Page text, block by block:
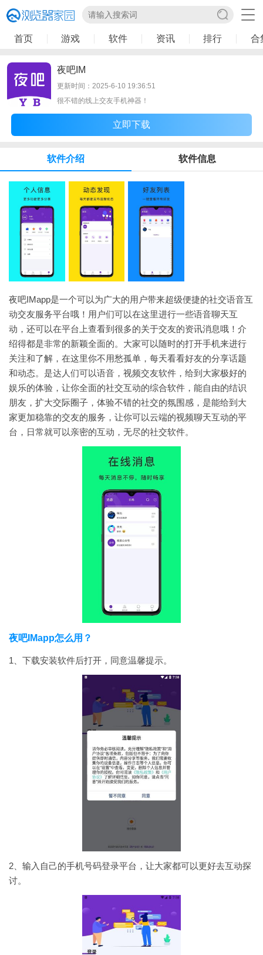
首页 游戏 软件 资讯 排行 合
夜吧IM
更新时间：2025-6-10 19:36:51
很不错的线上交友手机神器！
立即下载
软件介绍 软件信息
夜吧IMapp是一个可以为广大的用户带来超级便捷的社交语音互
动交友服务平台哦！用户们可以在这里进行一些语音聊天互
动，还可以在平台上查看到很多的关于交友的资讯消息哦！介
绍得都是非常的新颖全面的。大家可以随时的打开手机来进行
关注和了解，在这里你不用愁孤单，每天看看好友的分享话题
和动态。是达人们可以语音，视频交友软件，给到大家极好的
娱乐的体验，让你全面的社交互动的综合软件，能自由的结识
朋友，扩大交际圈子，体验不错的社交的氛围感，是能给到大
家更加稳靠的交友的服务，让你可以云端的视频聊天互动的平
台，日常就可以亲密的互动，无尽的社交软件。
夜吧IMapp怎么用？
1、下载安装软件后打开，同意温馨提示。
2、输入自己的手机号码登录平台，让大家都可以更好去互动探
讨。